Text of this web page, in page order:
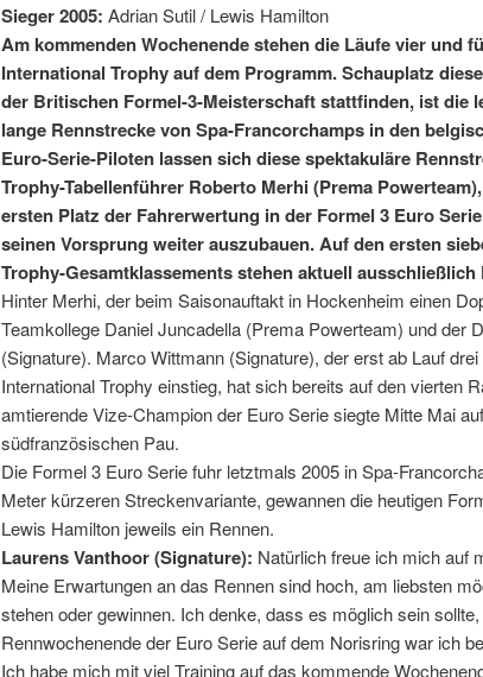
Sieger 2005: Adrian Sutil / Lewis Hamilton
Am kommenden Wochenende stehen die Läufe vier und
International Trophy auf dem Programm. Schauplatz
der Britischen Formel-3-Meisterschaft stattfinden, ist die
lange Rennstrecke von Spa-Francorchamps in den
Euro-Serie-Piloten lassen sich diese spektakuläre
Trophy-Tabellenführer Roberto Merhi (Prema
ersten Platz der Fahrerwertung in der Formel 3 Euro
seinen Vorsprung weiter auszubauen. Auf den ersten
Trophy-Gesamtklassements stehen aktuell
Hinter Merhi, der beim Saisonauftakt in Hockenheim einen
Teamkollege Daniel Juncadella (Prema Powerteam) und der
(Signature). Marco Wittmann (Signature), der erst ab Lauf drei
International Trophy einstieg, hat sich bereits auf den vierten
amtierende Vize-Champion der Euro Serie siegte Mitte Mai
südfranzösischen Pau.
Die Formel 3 Euro Serie fuhr letztmals 2005 in Spa-
Meter kürzeren Streckenvariante, gewannen die heutigen
Lewis Hamilton jeweils ein Rennen.
Laurens Vanthoor (Signature): Natürlich freue ich mich
Meine Erwartungen an das Rennen sind hoch, am liebsten
stehen oder gewinnen. Ich denke, dass es möglich sein
Rennwochenende der Euro Serie auf dem Norisring war ich
Ich habe mich mit viel Training auf das kommende